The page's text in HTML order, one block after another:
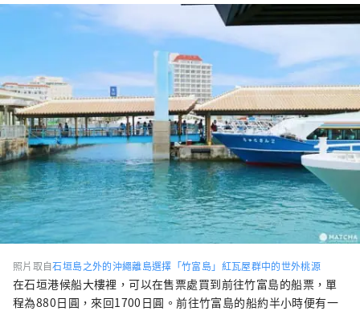
照片取自石垣島之外的沖繩離島選擇「竹富島」紅瓦屋群中的世外桃源
在石垣港候船大樓裡，可以在售票處買到前往竹富島的船票，單
程為880日圓，來回1700日圓。前往竹富島的船約半小時便有一